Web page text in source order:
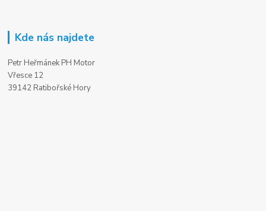
Kde nás najdete
Petr Heřmánek PH Motor
Vřesce 12
39142 Ratibořské Hory